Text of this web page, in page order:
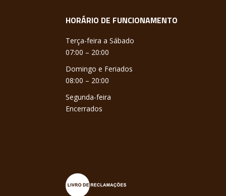
HORÁRIO DE FUNCIONAMENTO
Terça-feira a Sábado
07:00 – 20:00
Domingo e Feriados
08:00 – 20:00
Segunda-feira
Encerrados